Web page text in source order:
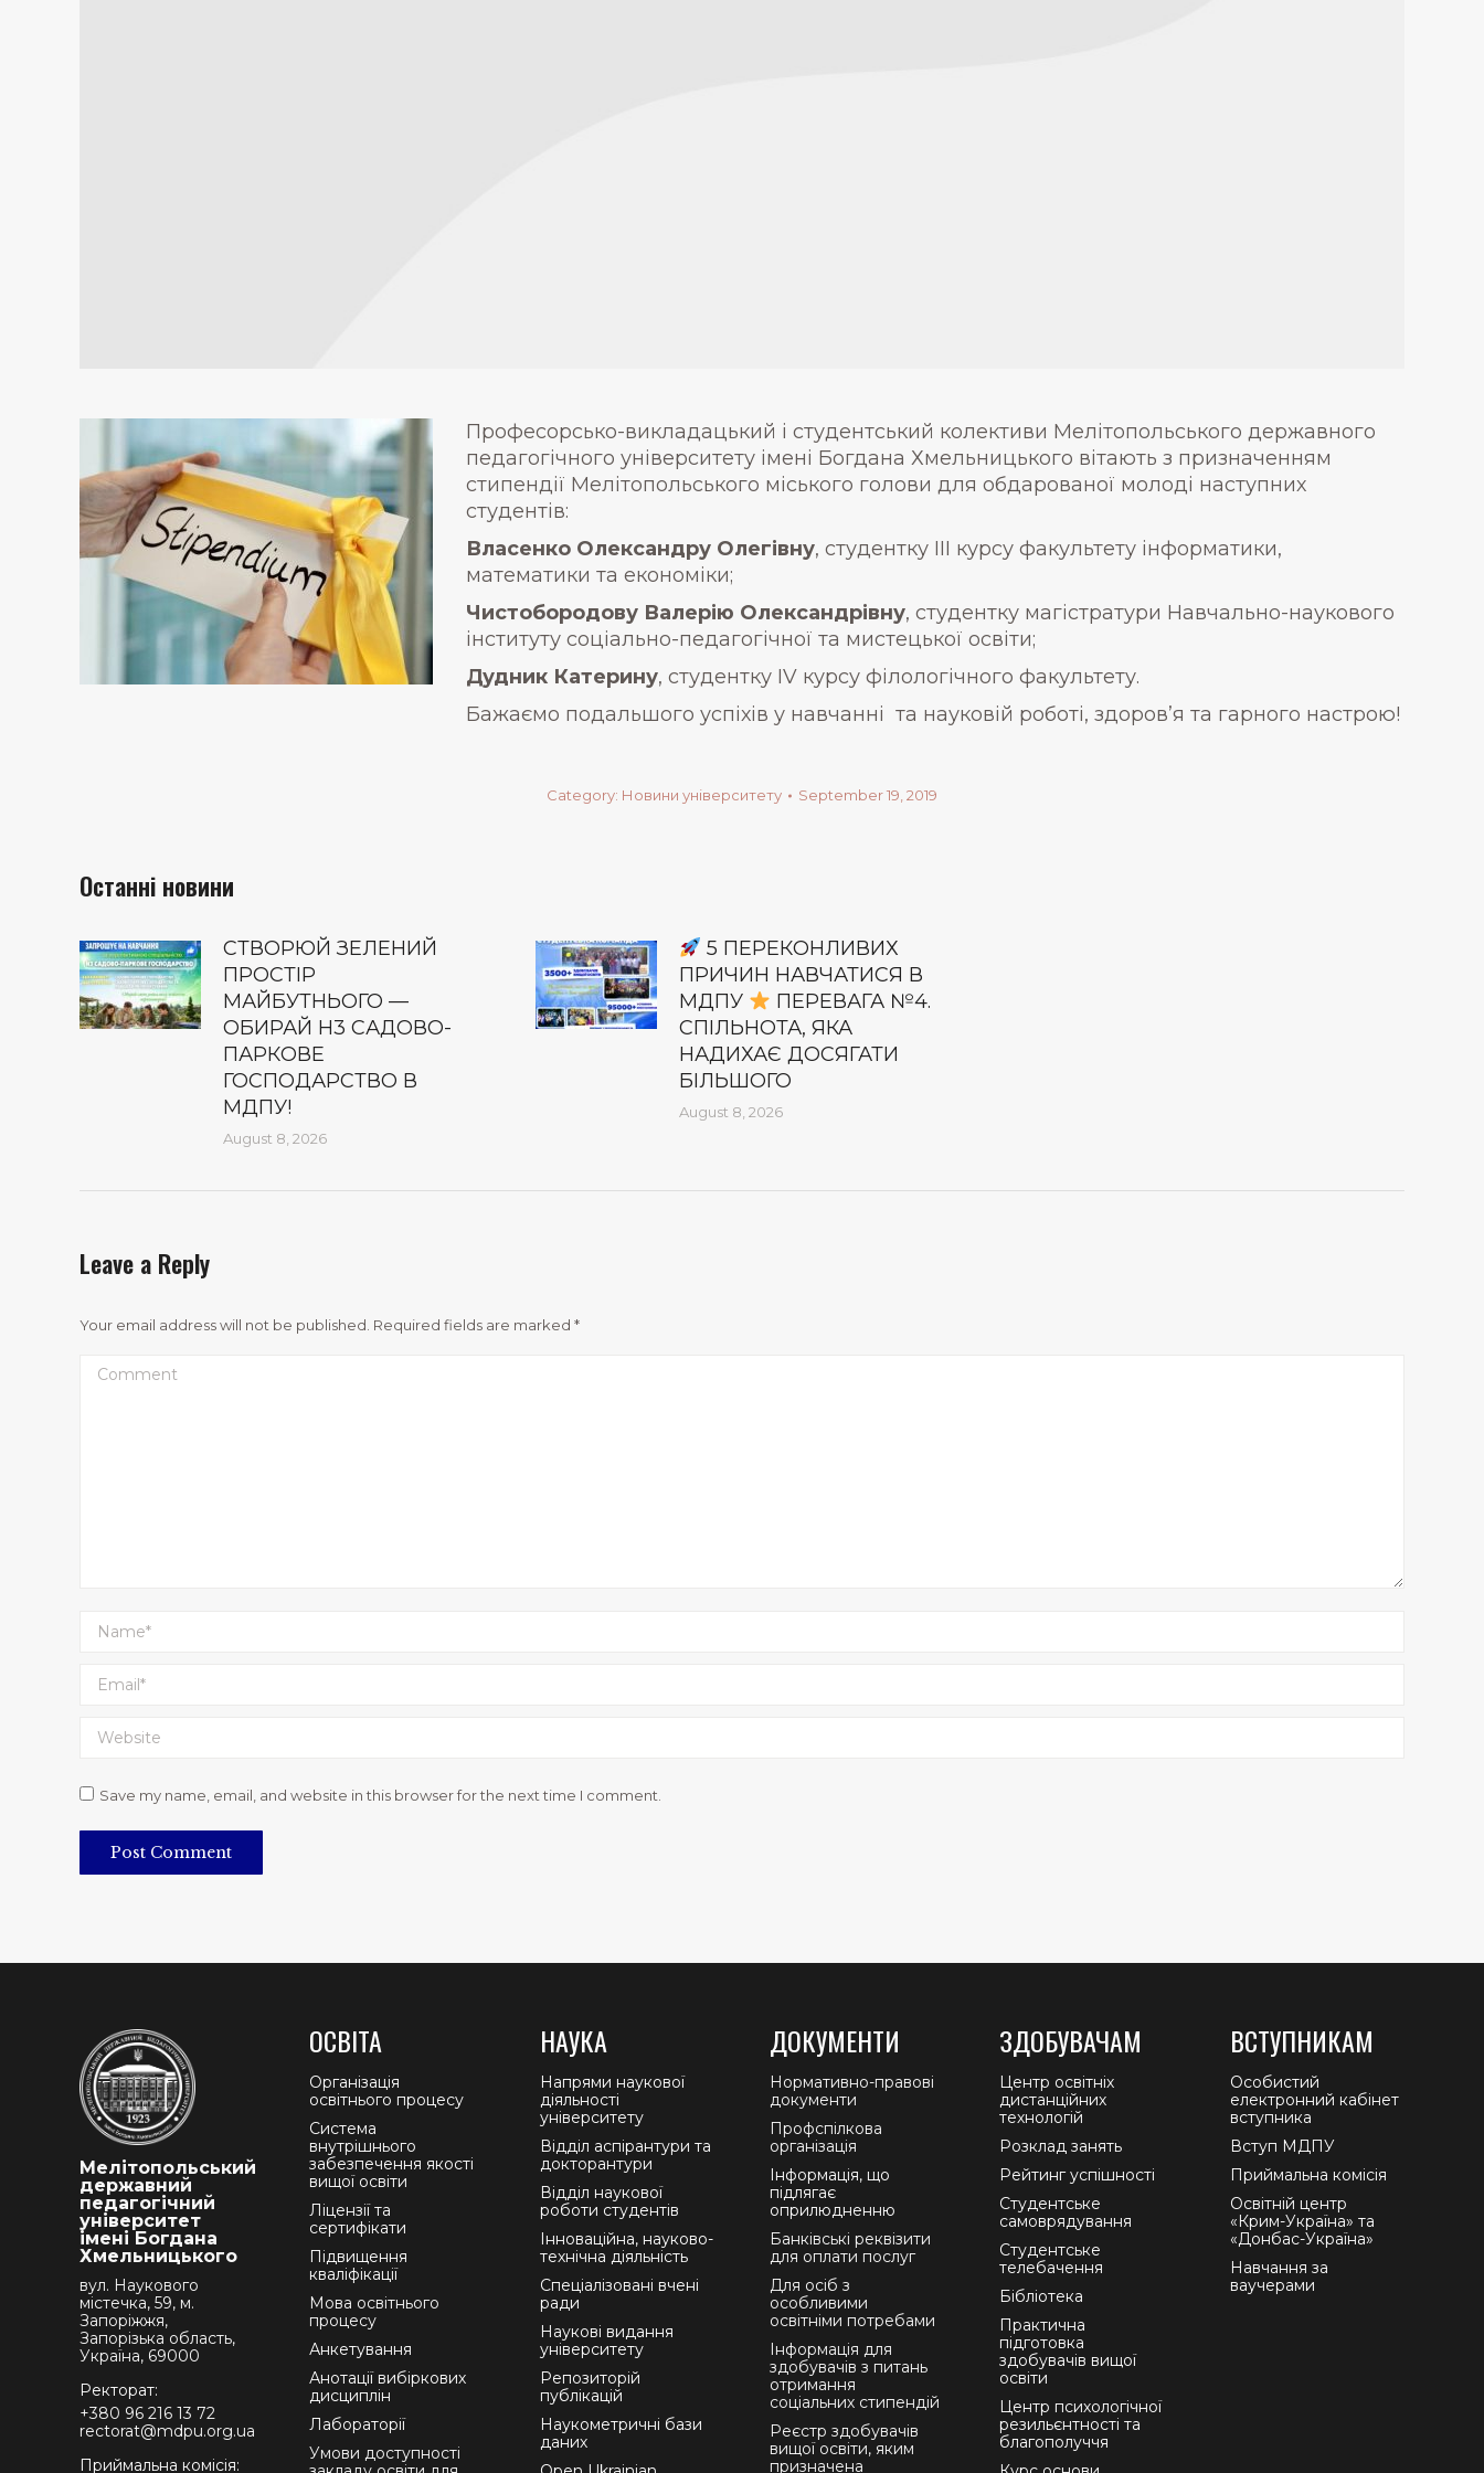
Професорсько-викладацький і студентський колективи Мелітопольського державного
педагогічного університету імені Богдана Хмельницького вітають з призначенням
стипендії Мелітопольського міського голови для обдарованої молоді наступних
студентів:
Власенко Олександру Олегівну, студентку ІІІ курсу факультету інформатики,
математики та економіки;
Чистобородову Валерію Олександрівну, студентку магістратури Навчально-наукового
інституту соціально-педагогічної та мистецької освіти;
Дудник Катерину, студентку ІV курсу філологічного факультету.
Бажаємо подальшого успіхів у навчанні та науковій роботі, здоров’я та гарного настрою!
Category: Новини університету September 19, 2019
Останні новини
СТВОРЮЙ ЗЕЛЕНИЙ
ПРОСТІР
МАЙБУТНЬОГО —
ОБИРАЙ Н3 САДОВО-
ПАРКОВЕ
ГОСПОДАРСТВО В
МДПУ!
August 8, 2026
5 ПЕРЕКОНЛИВИХ
ПРИЧИН НАВЧАТИСЯ В
МДПУ
ПЕРЕВАГА №4.
СПІЛЬНОТА, ЯКА
НАДИХАЄ ДОСЯГАТИ
БІЛЬШОГО
August 8, 2026
Leave a Reply
Your email address will not be published. Required fields are marked *
Comment
Name *
Email *
Website
Save my name, email, and website in this browser for the next time I comment.
Post Comment
Мелітопольський
державний
педагогічний
університет
імені Богдана
Хмельницького
вул. Наукового
містечка, 59, м.
Запоріжжя,
Запорізька область,
Україна, 69000
Ректорат:
+380 96 216 13 72
rectorat@mdpu.org.ua
Приймальна комісія:
ОСВІТА
Організація
освітнього процесу
Система
внутрішнього
забезпечення якості
вищої освіти
Ліцензії та
сертифікати
Підвищення
кваліфікації
Мова освітнього
процесу
Анкетування
Анотації вибіркових
дисциплін
Лабораторії
Умови доступності
НАУКА
Напрями наукової
діяльності
університету
Відділ аспірантури та
докторантури
Відділ наукової
роботи студентів
Інноваційна, науково-
технічна діяльність
Спеціалізовані вчені
ради
Наукові видання
університету
Репозиторій
публікацій
Наукометричні бази
даних
ДОКУМЕНТИ
Нормативно-правові
документи
Профспілкова
організація
Інформація, що
підлягає
оприлюдненню
Банківські реквізити
для оплати послуг
Для осіб з
особливими
освітніми потребами
Інформація для
здобувачів з питань
отримання
соціальних стипендій
Реєстр здобувачів
вищої освіти, яким
призначена
ЗДОБУВАЧАМ
Центр освітніх
дистанційних
технологій
Розклад занять
Рейтинг успішності
Студентське
самоврядування
Студентське
телебачення
Бібліотека
Практична
підготовка
здобувачів вищої
освіти
Центр психологічної
резильєнтності та
благополуччя
ВСТУПНИКАМ
Особистий
електронний кабінет
вступника
Вступ МДПУ
Приймальна комісія
Освітній центр
«Крим-Україна» та
«Донбас-Україна»
Навчання за
ваучерами